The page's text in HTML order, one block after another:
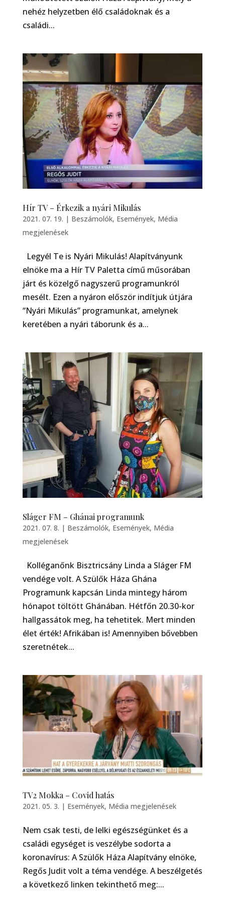
nehéz helyzetben élő családoknak és a
családi...
Hír TV – Érkezik a nyári Mikulás
2021. 07. 19. | Beszámolók, Események, Média
megjelenések
Legyél Te is Nyári Mikulás! Alapítványunk
elnöke ma a Hír TV Paletta című műsorában
járt és közelgő nagyszerű programunkról
mesélt. Ezen a nyáron először indítjuk útjára
“Nyári Mikulás” programunkat, amelynek
keretében a nyári táborunk és a...
Sláger FM – Ghánai programunk
2021. 07. 8. | Beszámolók, Események, Média
megjelenések
Kolléganőnk Bisztricsány Linda a Sláger FM
vendége volt. A Szülők Háza Ghána
Programunk kapcsán Linda mintegy három
hónapot töltött Ghánában. Hétfőn 20.30-kor
hallgassátok meg, ha tehetitek. Mert minden
élet érték! Afrikában is! Amennyiben bővebben
szeretnétek...
TV2 Mokka – Covid hatás
2021. 05. 3. | Események, Média megjelenések
Nem csak testi, de lelki egészségünket és a
családi egységet is veszélybe sodorta a
koronavírus: A Szülők Háza Alapítvány elnöke,
Regős Judit volt a téma vendége. A beszélgetés
a következő linken tekinthető meg:...